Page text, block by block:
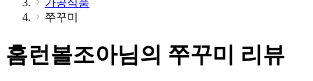
가공식품
쭈꾸미
홈런볼조아님의 쭈꾸미 리뷰